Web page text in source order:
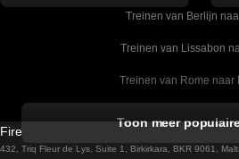
Treinen van Berlijn
Treinen van Lissabon
Treinen van Rome naar
Treinen van Sevilla naar
Toon meer
Firebird GT Limited (OC 1451)
432, Triq Fleur de Lys, Suite 1, Birkirkara, BKR 9061,